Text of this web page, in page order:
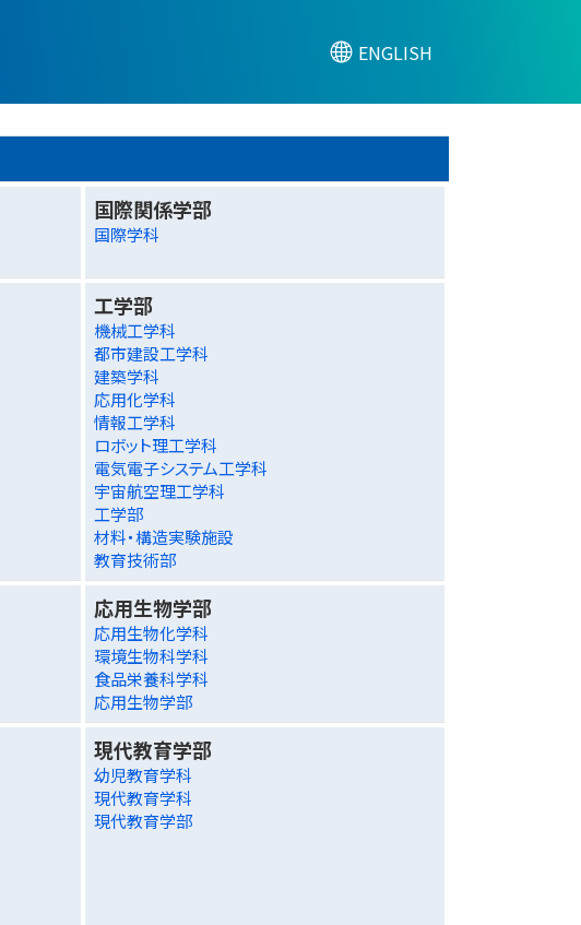
ENGLISH
国際関係学部
国際学科
工学部
機械工学科
都市建設工学科
建築学科
応用化学科
情報工学科
ロボット理工学科
電気電子システム工学科
宇宙航空理工学科
工学部
材料・構造実験施設
教育技術部
応用生物学部
応用生物化学科
環境生物科学科
食品栄養科学科
応用生物学部
現代教育学部
幼児教育学科
現代教育学科
現代教育学部